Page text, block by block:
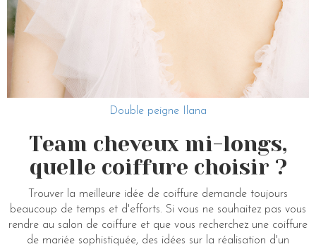
Double peigne Ilana
Team cheveux mi-longs,
quelle coiffure choisir ?
Trouver la meilleure idée de coiffure demande toujours
beaucoup de temps et d'efforts. Si vous ne souhaitez pas vous
rendre au salon de coiffure et que vous recherchez une coiffure
de mariée sophistiquée, des idées sur la réalisation d'un